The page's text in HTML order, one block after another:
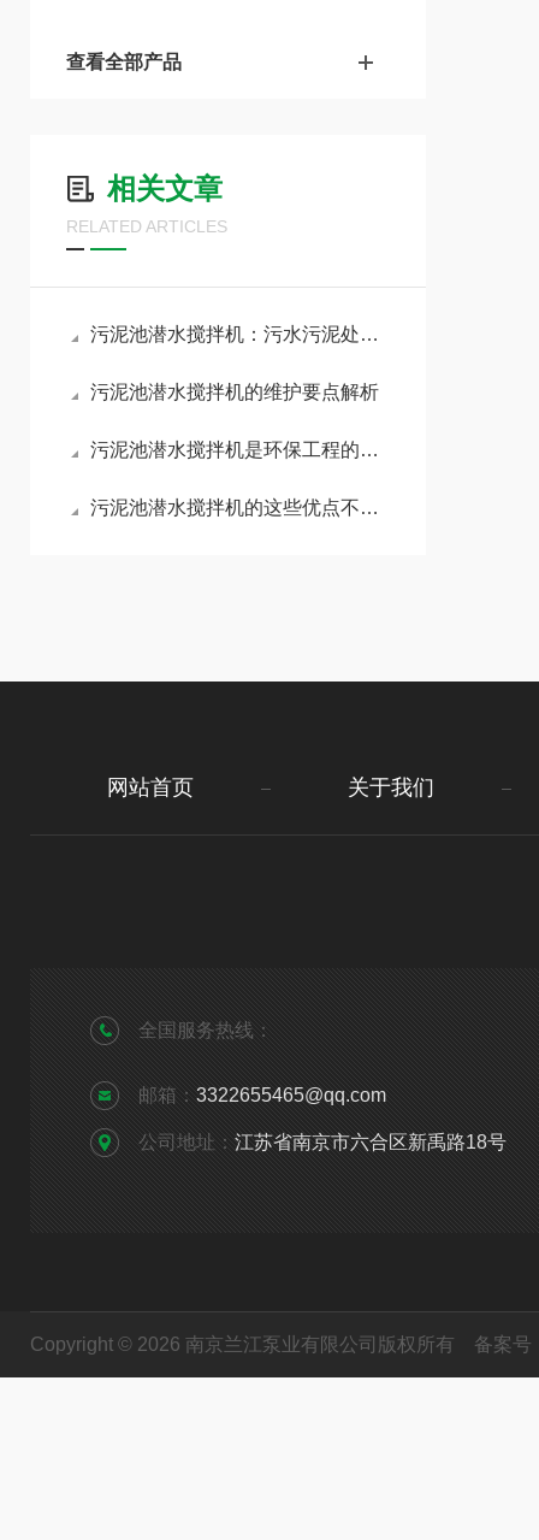
查看全部产品
相关文章
RELATED ARTICLES
污泥池潜水搅拌机：污水污泥处理的均质搅拌设备
污泥池潜水搅拌机的维护要点解析
污泥池潜水搅拌机是环保工程的得力助手
污泥池潜水搅拌机的这些优点不能错过
网站首页 关于我们
全国服务热线：
邮箱： 3322655465@qq.com
公司地址： 江苏省南京市六合区新禹路18号
Copyright © 2026 南京兰江泵业有限公司版权所有 备案号